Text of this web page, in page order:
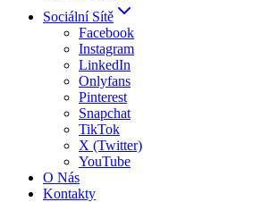
Sociální Sítě
Facebook
Instagram
LinkedIn
Onlyfans
Pinterest
Snapchat
TikTok
X (Twitter)
YouTube
O Nás
Kontakty